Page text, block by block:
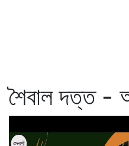
শৈবাল দত্ত -